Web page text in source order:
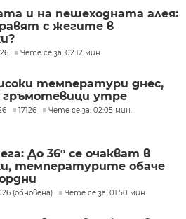
и на пешеходната алея:
с жегите в
Чете се за: 02:12 мин.
температури днес,
гръмотевици утре
17126 Чете се за: 02:05 мин.
До 36° се очакват в
температурите обаче
(обновена) Чете се за: 01:50 мин.